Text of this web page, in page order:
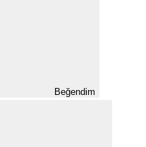
Beğendim